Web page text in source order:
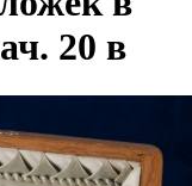
20 в